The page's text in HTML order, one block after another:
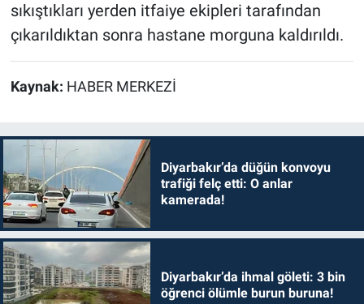
sıkıştıkları yerden itfaiye ekipleri tarafından
çıkarıldıktan sonra hastane morguna kaldırıldı.
Kaynak: HABER MERKEZİ
Diyarbakır’da düğün konvoyu
trafiği felç etti: O anlar
kamerada!
Diyarbakır’da ihmal göleti: 3 bin
öğrenci ölümle burun buruna!